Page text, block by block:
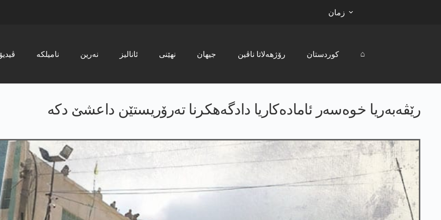
زمان
ڤیدیۆ نامیلکە نەرین ئانالیز نھێنی جیھان رۆژھەلاتا ناڤین کوردستان ⌂
رێڤەبەریا خوەسەر ئامادەکاریا دادگەهکرنا ته‌رۆریستێن داعشێ دکە